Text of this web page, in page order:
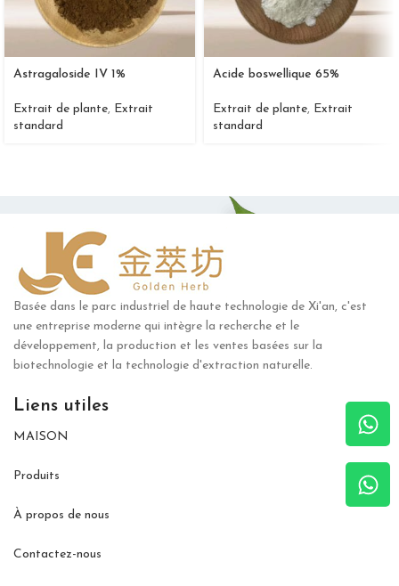
Astragaloside IV 1%
Extrait de plante, Extrait
standard
Acide boswellique 65%
Extrait de plante, Extrait
standard
Basée dans le parc industriel de haute technologie de Xi'an, c'est
une entreprise moderne qui intègre la recherche et le
développement, la production et les ventes basées sur la
biotechnologie et la technologie d'extraction naturelle.
Liens utiles
MAISON
Produits
À propos de nous
Contactez-nous